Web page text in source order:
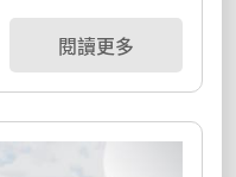
閱讀更多